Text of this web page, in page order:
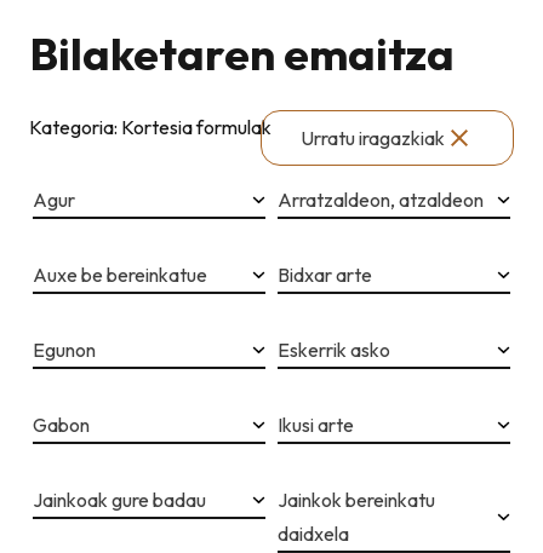
Bilaketaren emaitza
Kategoria: Kortesia formulak Urratu iragazkiak
Agur Arratzaldeon, atzaldeon
Auxe be bereinkatue Bidxar arte
Egunon Eskerrik asko
Gabon Ikusi arte
Jainkoak gure badau
Jainkok bereinkatu
daidxela